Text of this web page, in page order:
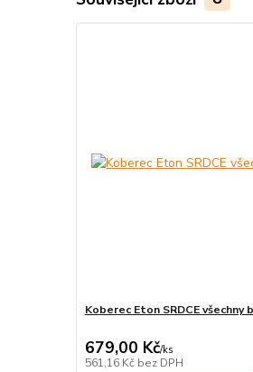
Koberec Eton SRDCE všechny
679,00 Kč/ks
561,16 Kč bez DPH